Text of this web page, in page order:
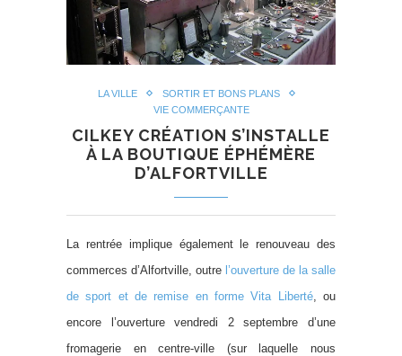
LA VILLE
SORTIR ET BONS PLANS
VIE COMMERÇANTE
CILKEY CRÉATION S’INSTALLE
À LA BOUTIQUE ÉPHÉMÈRE
D’ALFORTVILLE
La rentrée implique également le renouveau des
commerces d’Alfortville, outre l’ouverture de la salle
de sport et de remise en forme Vita Liberté, ou
encore l’ouverture vendredi 2 septembre d’une
fromagerie en centre-ville (sur laquelle nous